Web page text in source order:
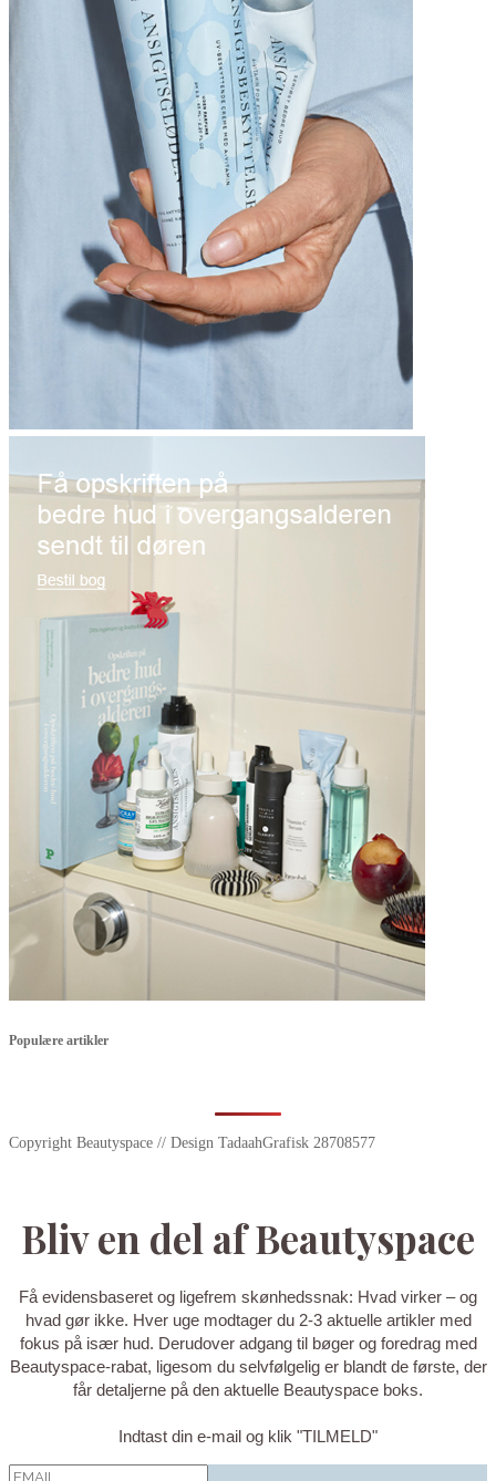
Populære artikler
Copyright Beautyspace // Design TadaahGrafisk 28708577
Bliv en del af Beautyspace
Få evidensbaseret og ligefrem skønhedssnak: Hvad virker – og
hvad gør ikke. Hver uge modtager du 2-3 aktuelle artikler med
fokus på især hud. Derudover adgang til bøger og foredrag med
Beautyspace-rabat, ligesom du selvfølgelig er blandt de første, der
får detaljerne på den aktuelle Beautyspace boks.
Indtast din e-mail og klik "TILMELD"